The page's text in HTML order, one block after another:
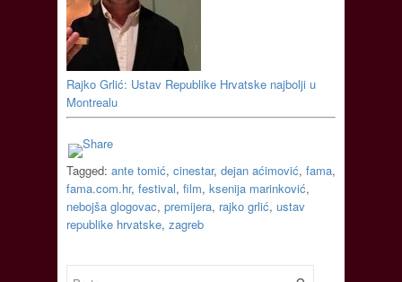
Rajko Grlić: Ustav Republike Hrvatske najbolji u
Montrealu
Tagged: ante tomić, cinestar, dejan aćimović, fama,
fama.com.hr, festival, film, ksenija marinković,
nebojša glogovac, premijera, rajko grlić, ustav
republike hrvatske, zagreb